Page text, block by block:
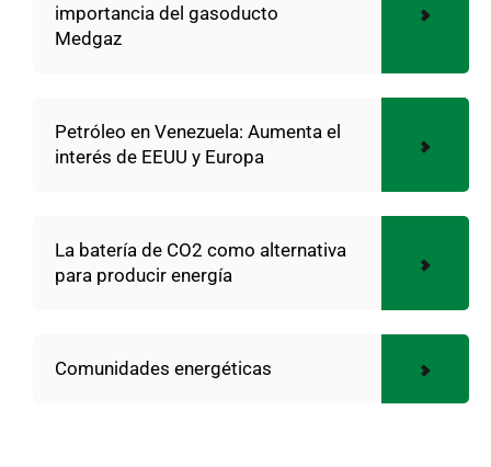
importancia del gasoducto
Medgaz
Petróleo en Venezuela: Aumenta el
interés de EEUU y Europa
La batería de CO2 como alternativa
para producir energía
Comunidades energéticas